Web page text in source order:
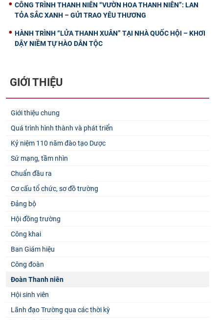
CÔNG TRÌNH THANH NIÊN “VƯỜN HOA THANH NIÊN”: LAN
TỎA SẮC XANH – GỬI TRAO YÊU THƯƠNG
HÀNH TRÌNH “LỬA THANH XUÂN” TẠI NHÀ QUỐC HỘI – KHƠI
DẬY NIỀM TỰ HÀO DÂN TỘC
GIỚI THIỆU
Giới thiệu chung
Quá trình hình thành và phát triển
Kỷ niệm 110 năm đào tạo Dược
Sứ mạng, tầm nhìn
Chuẩn đầu ra
Cơ cấu tổ chức, sơ đồ trường
Đảng bộ
Hội đồng trường
Công khai
Ban Giám hiệu
Công đoàn
Đoàn Thanh niên
Hội sinh viên
Lãnh đạo Trường qua các thời kỳ